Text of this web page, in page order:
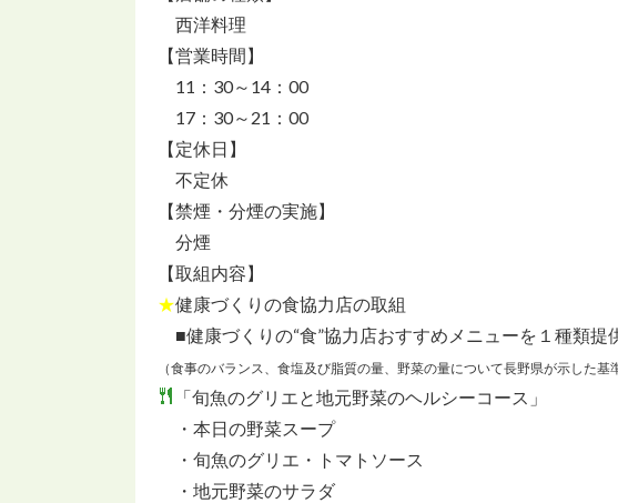
西洋料理
【営業時間】
11：30～14：00
17：30～21：00
【定休日】
不定休
【禁煙・分煙の実施】
分煙
【取組内容】
★健康づくりの食協力店の取組
■健康づくりの“食”協力店おすすめメニューを１種類提
（食事のバランス、食塩及び脂質の量、野菜の量について長野県が示した基
「旬魚のグリエと地元野菜のヘルシーコース」
・本日の野菜スープ
・旬魚のグリエ・トマトソース
・地元野菜のサラダ